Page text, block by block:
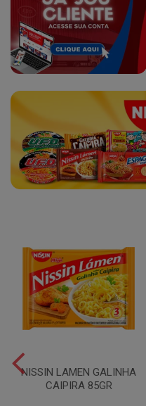
NISSIN LAMEN GALINHA
CAIPIRA 85GR